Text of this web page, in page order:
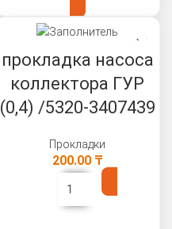
прокладка насоса
коллектора ГУР
(0,4) /5320-3407439
Прокладки
200.00 ₸